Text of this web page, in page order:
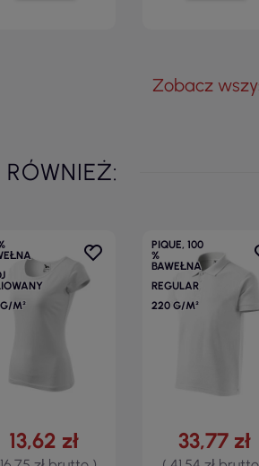
Zobacz
M²
13,62 zł
PIQUE, 100
%
BAWEŁNA
REGULAR
220 G/M²
33,77 zł